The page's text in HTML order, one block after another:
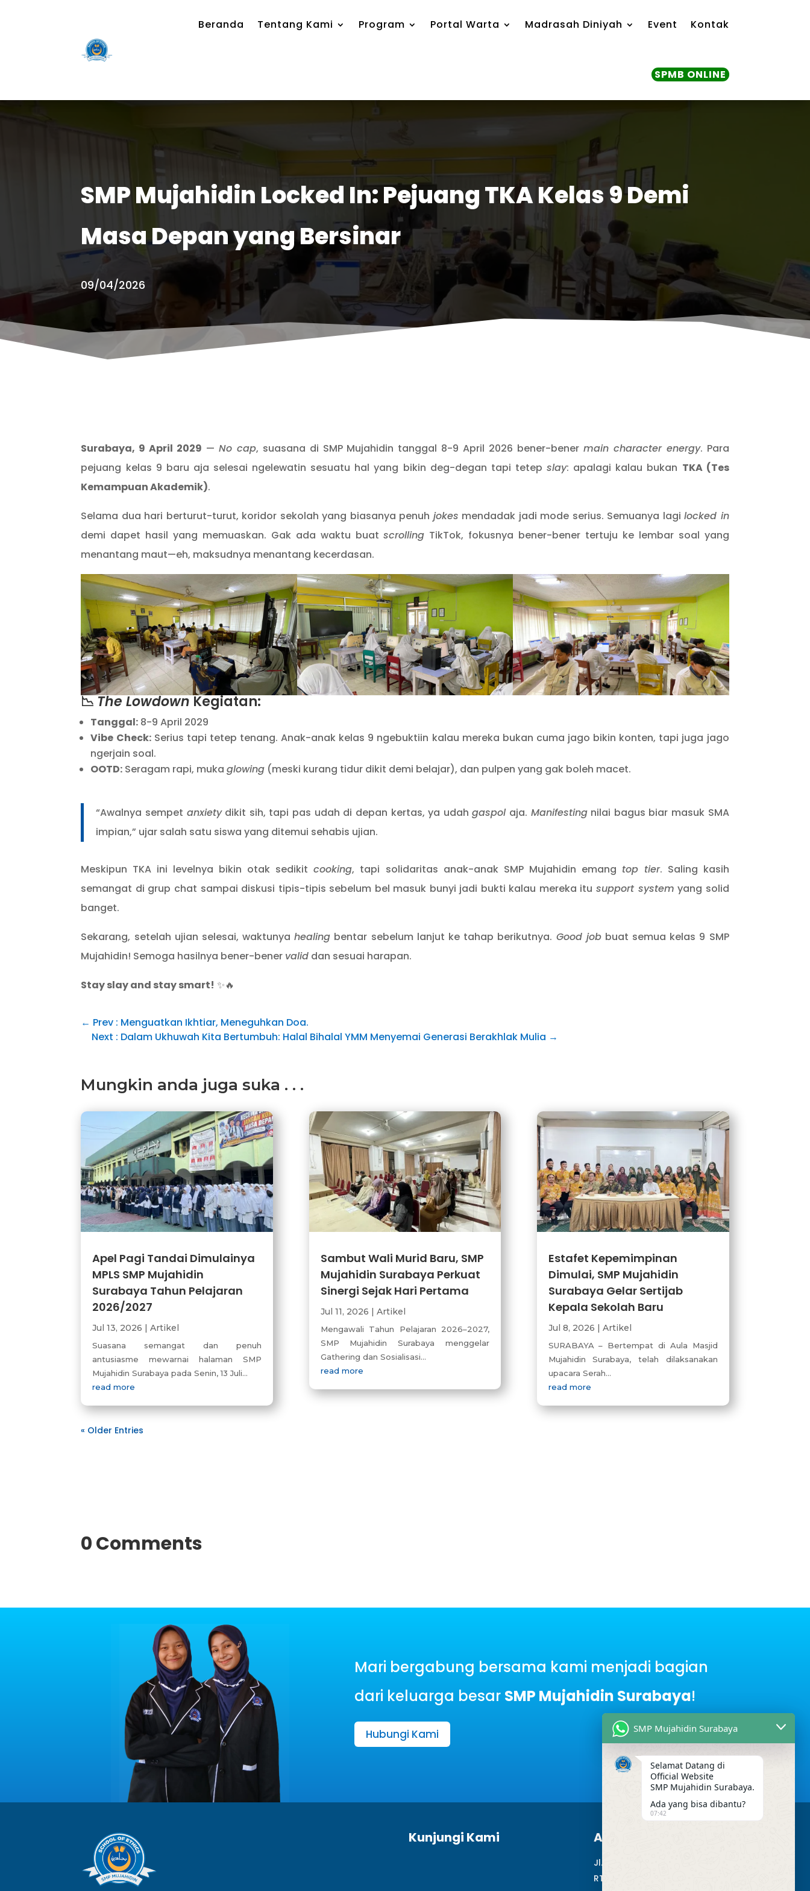
Beranda Tentang Kami Program Portal Warta Madrasah Diniyah Event Kontak
SPMB ONLINE
SMP Mujahidin Locked In: Pejuang TKA Kelas 9 Demi
Masa Depan yang Bersinar
09/04/2026
Surabaya, 9 April 2029 — No cap, suasana di SMP Mujahidin tanggal 8-9 April 2026 bener-bener main character energy. Para
pejuang kelas 9 baru aja selesai ngelewatin sesuatu hal yang bikin deg-degan tapi tetepslay: apalagi kalau bukan TKA (Tes
Kemampuan Akademik).
Selama dua hari berturut-turut, koridor sekolah yang biasanya penuh jokes mendadak jadi mode serius. Semuanya lagilocked in
demi dapet hasil yang memuaskan. Gak ada waktu buatscrolling TikTok, fokusnya bener-bener tertuju ke lembar soal yang
menantang maut—eh, maksudnya menantang kecerdasan.
📉The LowdownKegiatan:
Tanggal: 8-9 April 2029
Vibe Check:Serius tapi tetep tenang. Anak-anak kelas 9 ngebuktiin kalau mereka bukan cuma jago bikin konten, tapi juga jago
ngerjain soal.
OOTD: Seragam rapi, mukaglowing (meski kurang tidur dikit demi belajar), dan pulpen yang gak boleh macet.
“Awalnya sempet anxietydikit sih, tapi pas udah di depan kertas, ya udahgaspolaja. Manifestingnilai bagus biar masuk SMA
impian,” ujar salah satu siswa yang ditemui sehabis ujian.
Meskipun TKA ini levelnya bikin otak sedikitcooking, tapi solidaritas anak-anak SMP Mujahidin emang top tier. Saling kasih
semangat di grup chat sampai diskusi tipis-tipis sebelum bel masuk bunyi jadi bukti kalau mereka itu support system yang solid
banget.
Sekarang, setelah ujian selesai, waktunyahealing bentar sebelum lanjut ke tahap berikutnya. Good jobbuat semua kelas 9 SMP
Mujahidin! Semoga hasilnya bener-bener valid dan sesuai harapan.
Stay slay and stay smart! ✨🔥
← Prev : Menguatkan Ikhtiar, Meneguhkan Doa.
Next : Dalam Ukhuwah Kita Bertumbuh: Halal Bihalal YMM Menyemai Generasi Berakhlak Mulia →
Mungkin anda juga suka . . .
Apel Pagi Tandai Dimulainya
MPLS SMP Mujahidin
Surabaya Tahun Pelajaran
2026/2027
Jul 13, 2026 |Artikel
Suasana semangat dan penuh
antusiasme mewarnai halaman SMP
Mujahidin Surabaya pada Senin, 13 Juli...
read more
Sambut Wali Murid Baru, SMP
Mujahidin Surabaya Perkuat
Sinergi Sejak Hari Pertama
Jul 11, 2026 | Artikel
Mengawali Tahun Pelajaran 2026–2027,
SMP Mujahidin Surabaya menggelar
Gathering dan Sosialisasi...
read more
Estafet Kepemimpinan
Dimulai, SMP Mujahidin
Surabaya Gelar Sertijab
Kepala Sekolah Baru
Jul 8, 2026 | Artikel
SURABAYA – Bertempat di Aula Masjid
Mujahidin Surabaya, telah dilaksanakan
upacara Serah...
read more
« Older Entries
0 Comments
Mari bergabung bersama kami menjadi bagian
dari keluarga besar SMP Mujahidin Surabaya!
Hubungi Kami
Kunjungi Kami Alamat Kami
Jl. Perak Barat. No.275,
RT.003/RW.03, Perak Utara,
SMP Mujahidin Surabaya
Selamat Datang di
Official Website
SMP Mujahidin Surabaya.
Ada yang bisa dibantu?
07:42